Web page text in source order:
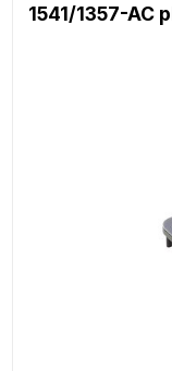
1541/1357-AC